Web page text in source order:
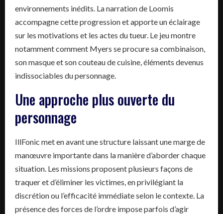
environnements inédits. La narration de Loomis
accompagne cette progression et apporte un éclairage
sur les motivations et les actes du tueur. Le jeu montre
notamment comment Myers se procure sa combinaison,
son masque et son couteau de cuisine, éléments devenus
indissociables du personnage.
Une approche plus ouverte du
personnage
IllFonic met en avant une structure laissant une marge de
manœuvre importante dans la manière d’aborder chaque
situation. Les missions proposent plusieurs façons de
traquer et d’éliminer les victimes, en privilégiant la
discrétion ou l’efficacité immédiate selon le contexte. La
présence des forces de l’ordre impose parfois d’agir